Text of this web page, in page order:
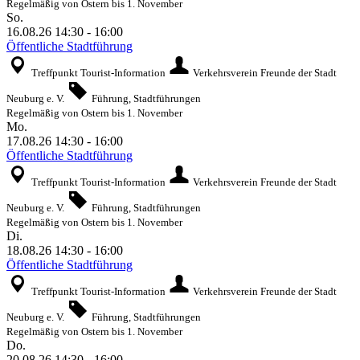
Regelmäßig von Ostern bis 1. November
So.
16.08.26 14:30 - 16:00
Öffentliche Stadtführung
Treffpunkt Tourist-Information Verkehrsverein Freunde der Stadt
Neuburg e. V.
Führung, Stadtführungen
Regelmäßig von Ostern bis 1. November
Mo.
17.08.26 14:30 - 16:00
Öffentliche Stadtführung
Treffpunkt Tourist-Information Verkehrsverein Freunde der Stadt
Neuburg e. V.
Führung, Stadtführungen
Regelmäßig von Ostern bis 1. November
Di.
18.08.26 14:30 - 16:00
Öffentliche Stadtführung
Treffpunkt Tourist-Information Verkehrsverein Freunde der Stadt
Neuburg e. V.
Führung, Stadtführungen
Regelmäßig von Ostern bis 1. November
Do.